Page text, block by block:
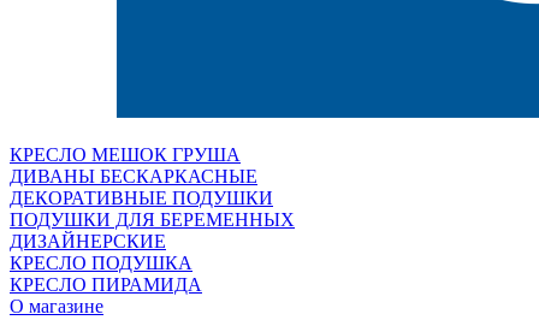
КРЕСЛО МЕШОК ГРУША
ДИВАНЫ БЕСКАРКАСНЫЕ
ДЕКОРАТИВНЫЕ ПОДУШКИ
ПОДУШКИ ДЛЯ БЕРЕМЕННЫХ
ДИЗАЙНЕРСКИЕ
КРЕСЛО ПОДУШКА
КРЕСЛО ПИРАМИДА
О магазине